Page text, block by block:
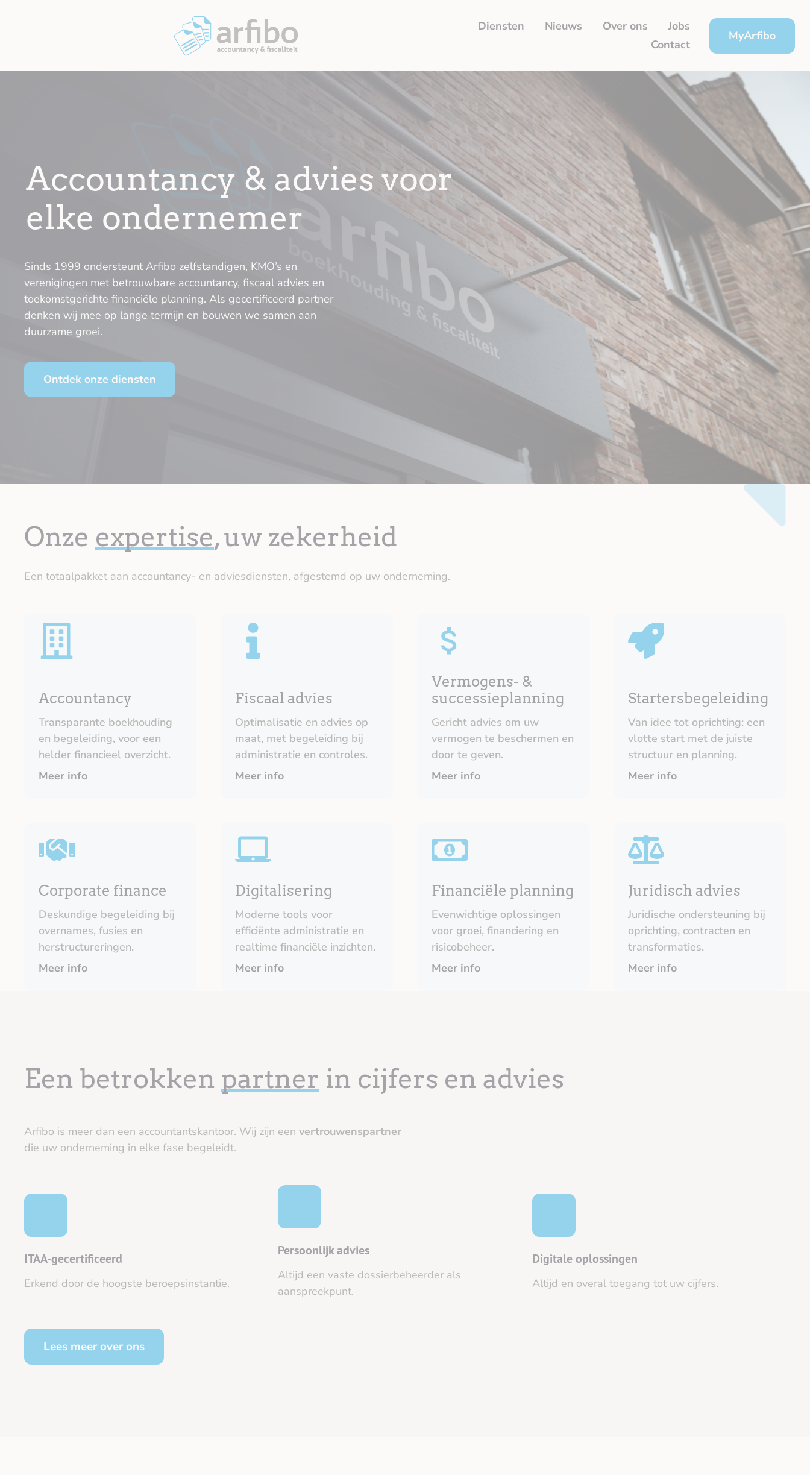
Diensten Nieuws Over ons
Jobs
Contact
MyArfibo
Accountancy & advies voor
elke ondernemer
Sinds 1999 ondersteunt Arfibo zelfstandigen, KMO’s en
verenigingen met betrouwbare accountancy, fiscaal advies en
toekomstgerichte financiële planning. Als gecertificeerd partner
denken wij mee op lange termijn en bouwen we samen aan
duurzame groei.
Ontdek onze diensten
Onze expertise, uw zekerheid
Een totaalpakket aan accountancy- en adviesdiensten, afgestemd op uw onderneming.
Accountancy
Transparante boekhouding
en begeleiding, voor een
helder financieel overzicht.
Meer info
Fiscaal advies
Optimalisatie en advies op
maat, met begeleiding bij
administratie en controles.
Meer info
Vermogens- &
successieplanning
Gericht advies om uw
vermogen te beschermen en
door te geven.
Meer info
Startersbegeleiding
Van idee tot oprichting: een
vlotte start met de juiste
structuur en planning.
Meer info
Corporate finance
Deskundige begeleiding bij
overnames, fusies en
herstructureringen.
Meer info
Digitalisering
Moderne tools voor
efficiënte administratie en
realtime financiële inzichten.
Meer info
Financiële planning
Evenwichtige oplossingen
voor groei, financiering en
risicobeheer.
Meer info
Juridisch advies
Juridische ondersteuning bij
oprichting, contracten en
transformaties.
Meer info
Een betrokken partner in cijfers en advies
Arfibo is meer dan een accountantskantoor. Wij zijn een vertrouwenspartner
die uw onderneming in elke fase begeleidt.
ITAA-gecertificeerd
Erkend door de hoogste beroepsinstantie.
Persoonlijk advies
Altijd een vaste dossierbeheerder als
aanspreekpunt.
Digitale oplossingen
Altijd en overal toegang tot uw cijfers.
Lees meer over ons